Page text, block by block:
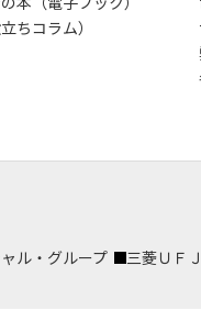
ちコラム）
ル・グループ 三菱ＵＦ